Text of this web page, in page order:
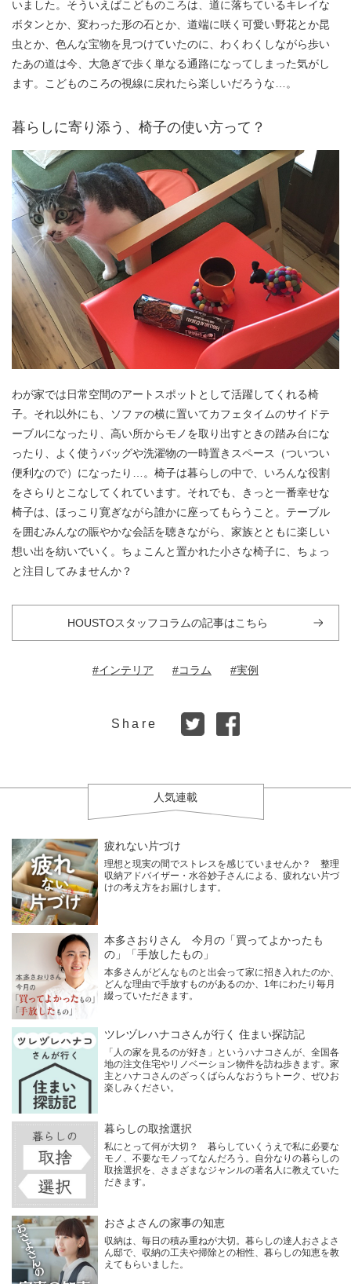
いました。そういえばこどものころは、道に落ちているキレイな
ボタンとか、変わった形の石とか、道端に咲く可愛い野花とか昆
虫とか、色んな宝物を見つけていたのに、わくわくしながら歩い
たあの道は今、大急ぎで歩く単なる通路になってしまった気がし
ます。こどものころの視線に戻れたら楽しいだろうな…。
暮らしに寄り添う、椅子の使い方って？
わが家では日常空間のアートスポットとして活躍してくれる椅
子。それ以外にも、ソファの横に置いてカフェタイムのサイドテ
ーブルになったり、高い所からモノを取り出すときの踏み台にな
ったり、よく使うバッグや洗濯物の一時置きスペース（ついつい
便利なので）になったり…。椅子は暮らしの中で、いろんな役割
をさらりとこなしてくれています。それでも、きっと一番幸せな
椅子は、ほっこり寛ぎながら誰かに座ってもらうこと。テーブル
を囲むみんなの賑やかな会話を聴きながら、家族とともに楽しい
想い出を紡いでいく。ちょこんと置かれた小さな椅子に、ちょっ
と注目してみませんか？
HOUSTOスタッフコラムの記事はこちら
#インテリア #コラム #実例
Share
人気連載
疲れない片づけ
理想と現実の間でストレスを感じていませんか？ 整理
収納アドバイザー・水谷妙子さんによる、疲れない片づ
けの考え方をお届けします。
本多さおりさん 今月の「買ってよかったも
の」「手放したもの」
本多さんがどんなものと出会って家に招き入れたのか、
どんな理由で手放すものがあるのか、1年にわたり毎月
綴っていただきます。
ツレヅレハナコさんが行く 住まい探訪記
「人の家を見るのが好き」というハナコさんが、全国各
地の注文住宅やリノベーション物件を訪ね歩きます。家
主とハナコさんのざっくばらんなおうちトーク、ぜひお
楽しみください。
暮らしの取捨選択
私にとって何が大切？ 暮らしていくうえで私に必要な
モノ、不要なモノってなんだろう。自分なりの暮らしの
取捨選択を、さまざまなジャンルの著名人に教えていた
だきます。
おさよさんの家事の知恵
収納は、毎日の積み重ねが大切。暮らしの達人おさよさ
ん邸で、収納の工夫や掃除との相性、暮らしの知恵を教
えてもらいました。